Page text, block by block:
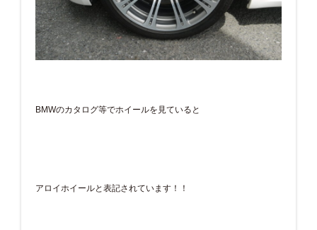
BMWのカタログ等でホイールを見ていると
アロイホイールと表記されています！！